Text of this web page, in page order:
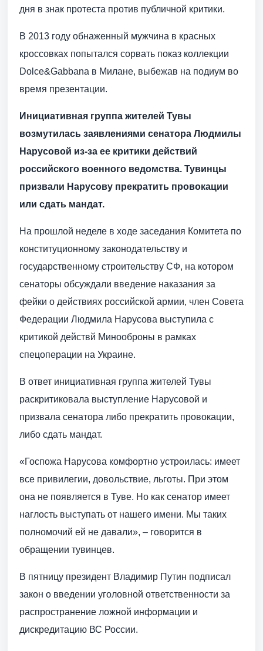
дня в знак протеста против публичной критики.
В 2013 году обнаженный мужчина в красных
кроссовках попытался сорвать показ коллекции
Dolce&Gabbana в Милане, выбежав на подиум во
время презентации.
Инициативная группа жителей Тувы
возмутилась заявлениями сенатора Людмилы
Нарусовой из-за ее критики действий
российского военного ведомства. Тувинцы
призвали Нарусову прекратить провокации
или сдать мандат.
На прошлой неделе в ходе заседания Комитета по
конституционному законодательству и
государственному строительству СФ, на котором
сенаторы обсуждали введение наказания за
фейки о действиях российской армии, член Совета
Федерации Людмила Нарусова выступила с
критикой действй Минооброны в рамках
спецоперации на Украине.
В ответ инициативная группа жителей Тувы
раскритиковала выступление Нарусовой и
призвала сенатора либо прекратить провокации,
либо сдать мандат.
«Госпожа Нарусова комфортно устроилась: имеет
все привилегии, довольствие, льготы. При этом
она не появляется в Туве. Но как сенатор имеет
наглость выступать от нашего имени. Мы таких
полномочий ей не давали», – говорится в
обращении тувинцев.
В пятницу президент Владимир Путин подписал
закон о введении уголовной ответственности за
распространение ложной информации и
дискредитацию ВС России.